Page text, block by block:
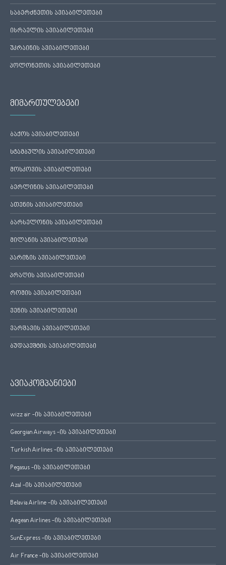
საბერძნეთის ავიაბილეთები
ისრაელის ავიაბილეთები
უკრაინის ავიაბილეთები
პოლონეთის ავიაბილეთები
მიმართულებები
ბაქოს ავიაბილეთები
სტამბულის ავიაბილეთები
მოსკოვის ავიაბილეთები
ბერლინის ავიაბილეთები
ათენის ავიაბილეთები
ბარსელონის ავიაბილეთები
მილანის ავიაბილეთები
პარიზის ავიაბილეთები
პრაღის ავიაბილეთები
რომის ავიაბილეთები
ვენის ავიაბილეთები
ვარშავის ავიაბილეთები
ბუდაპეშტის ავიაბილეთები
ავიაკომპანიები
wizz air -ის ავიაბილეთები
Georgian Airways -ის ავიაბილეთები
Turkish Airlines -ის ავიაბილეთები
Pegasus -ის ავიაბილეთები
Azal -ის ავიაბილეთები
Belavia Airline -ის ავიაბილეთები
Aegean Airlines -ის ავიაბილეთები
SunExpress -ის ავიაბილეთები
Air France -ის ავიაბილეთები